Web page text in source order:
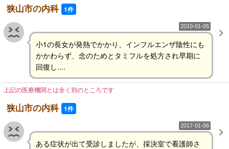
狭山市の内科 1件
2010-01-05
小1の長女が発熱でかかり、インフルエンザ陰性にも
かかわらず、念のためとタミフルを処方され早期に
回復し....
上記の医療機関とは全く別のところです
狭山市の内科 1件
2017-01-06
ある症状が出て受診しましたが、採決室で看護師さ